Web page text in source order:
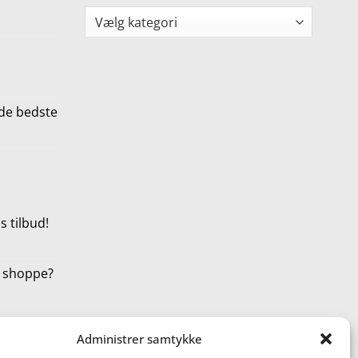
Administrer samtykke
bedste
tilbud!
Kategorier